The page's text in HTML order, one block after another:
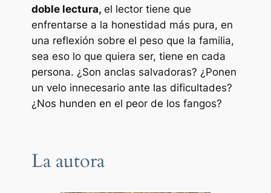
doble lectura, el lector tiene que
enfrentarse a la honestidad más pura, en
una reflexión sobre el peso que la familia,
sea eso lo que quiera ser, tiene en cada
persona. ¿Son anclas salvadoras? ¿Ponen
un velo innecesario ante las dificultades?
¿Nos hunden en el peor de los fangos?
La autora